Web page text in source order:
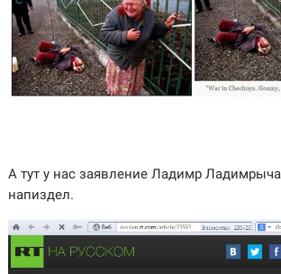
А тут у нас заявление Ладимр
напиздел.